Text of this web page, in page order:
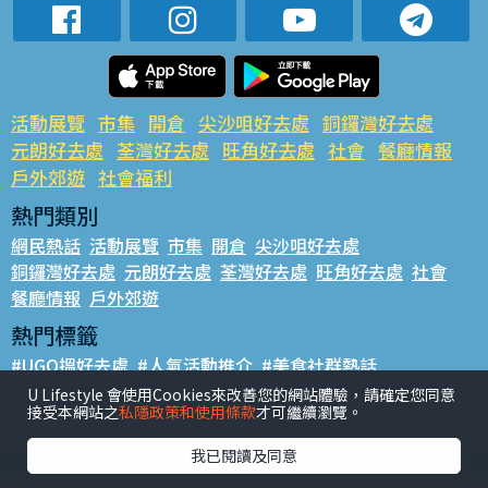
活動展覽 市集 開倉 尖沙咀好去處 銅鑼灣好去處
元朗好去處 荃灣好去處 旺角好去處 社會 餐廳情報
戶外郊遊 社會福利
熱門類別
網民熱話 活動展覽 市集 開倉 尖沙咀好去處
銅鑼灣好去處 元朗好去處 荃灣好去處 旺角好去處 社會
餐廳情報 戶外郊遊
熱門標籤
#UGO搵好去處 #人氣活動推介 #美食社群熱話
#親子玩樂好去處 #ULifestyle應用程式 #限時搶
#UJetso禮物放送 #ULifestyle商戶中心 #著數
香港經濟日報版權所有©2026
U Lifestyle 會使用Cookies來改善您的網站體驗，請確定您同意
接受本網站之私隱政策和使用條款才可繼續瀏覽。
我已閱讀及同意